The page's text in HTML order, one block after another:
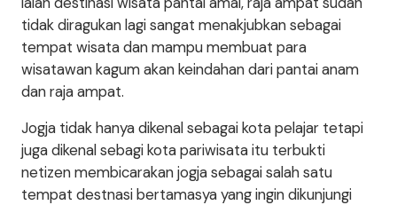
tidak diragukan lagi sangat menakjubkan sebagai
tempat wisata dan mampu membuat para
wisatawan kagum akan keindahan dari pantai anam
dan raja ampat.
Jogja tidak hanya dikenal sebagai kota pelajar tetapi
juga dikenal sebagi kota pariwisata itu terbukti
netizen membicarakan jogja sebagai salah satu
tempat destnasi bertamasya yang ingin dikunjungi